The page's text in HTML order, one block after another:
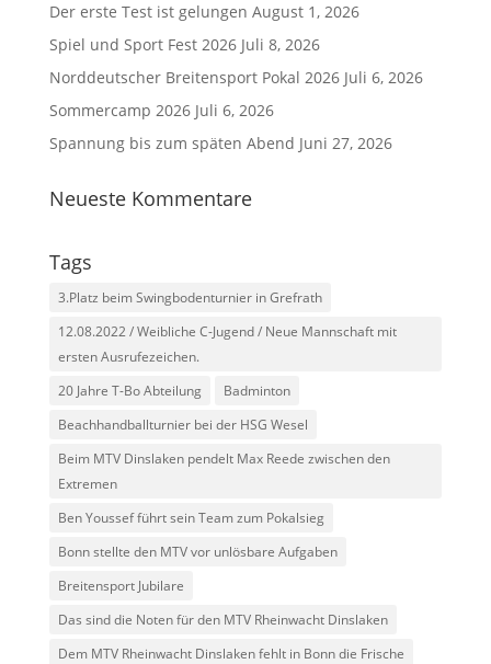
Der erste Test ist gelungen August 1, 2026
Spiel und Sport Fest 2026 Juli 8, 2026
Norddeutscher Breitensport Pokal 2026 Juli 6, 2026
Sommercamp 2026 Juli 6, 2026
Spannung bis zum späten Abend Juni 27, 2026
Neueste Kommentare
Tags
3.Platz beim Swingbodenturnier in Grefrath
12.08.2022 / Weibliche C-Jugend / Neue Mannschaft mit
ersten Ausrufezeichen.
20 Jahre T-Bo Abteilung
Badminton
Beachhandballturnier bei der HSG Wesel
Beim MTV Dinslaken pendelt Max Reede zwischen den
Extremen
Ben Youssef führt sein Team zum Pokalsieg
Bonn stellte den MTV vor unlösbare Aufgaben
Breitensport Jubilare
Das sind die Noten für den MTV Rheinwacht Dinslaken
Dem MTV Rheinwacht Dinslaken fehlt in Bonn die Frische